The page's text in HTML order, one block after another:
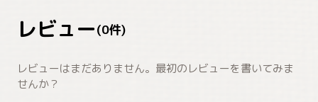
レビュー(0件)
レビューはまだありません。最初のレビューを書いてみま
せんか？